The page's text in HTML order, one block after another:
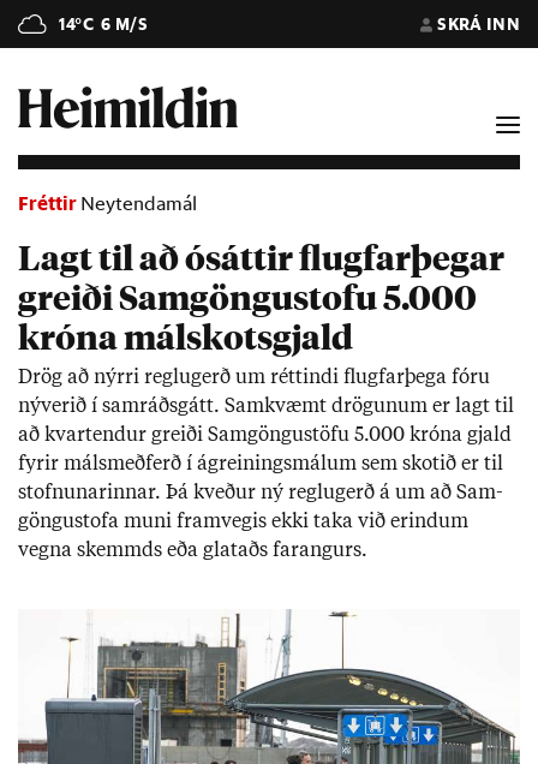
14°C 6 M/S SKRÁ INN
Fréttir Neytendamál
Lagt til að ósáttir flugfarþegar
greiði Samgöngustofu 5.000
króna málskotsgjald
Drög að nýrri reglu­gerð um rétt­indi flug­far­þega fóru
ný­ver­ið í sam­ráðs­gátt. Sam­kvæmt drög­un­um er lagt til
að kvart­end­ur greiði Sam­göngu­stöfu 5.000 króna gjald
fyr­ir máls­með­ferð í ágrein­ings­mál­um sem skot­ið er til
stofn­un­ar­inn­ar. Þá kveð­ur ný reglu­gerð á um að Sam­
göngu­stofa muni fram­veg­is ekki taka við er­ind­um
vegna skemmds eða glat­aðs far­ang­urs.